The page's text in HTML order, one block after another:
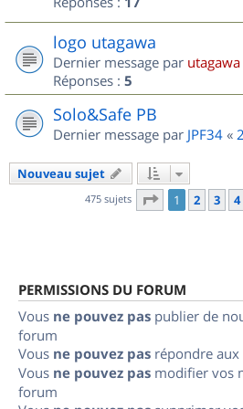
logo utagawa
Dernier message par utagawa
Réponses : 5
Solo&Safe PB
Dernier message par JPF34 «
Nouveau sujet
475 sujets Page 1sur
1 2 3 4
PERMISSIONS DU FORUM
Vous ne pouvez pas publier de
forum
Vous ne pouvez pas répondre
Vous ne pouvez pas modifier vos
forum